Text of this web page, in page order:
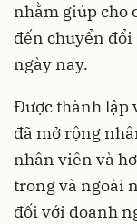
nhằm giúp cho
đến chuyển
ngày nay.
Được thành lập
đã mở rộng
nhân viên và
trong và ngoài
đối với doanh